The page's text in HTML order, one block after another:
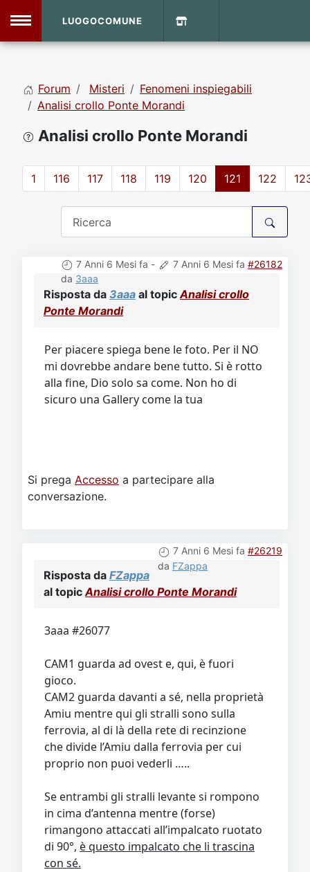
Home
DVD Shop
Sito
LUOGOCOMUNE
Forum Misteri
Fenomeni inspiegabili
Analisi crollo Ponte Morandi
Analisi crollo Ponte Morandi
1 116 117 118 119 120 121 122
7 Anni 6 Mesi fa - 7 Anni 6 Mesi fa #26182
da 3aaa
Risposta da 3aaa al topicAnalisi crollo
Ponte Morandi
Per piacere spiega bene le foto. Per il NO
mi dovrebbe andare bene tutto. Si è rotto
alla fine, Dio solo sa come. Non ho di
sicuro una Gallery come la tua
Si prega Accesso a partecipare alla
conversazione.
7 Anni 6 Mesi fa #26219
da FZappa
Risposta da FZappa
al topicAnalisi crollo Ponte Morandi
3aaa #26077
CAM1 guarda ad ovest e, qui, è fuori
gioco.
CAM2 guarda davanti a sé, nella proprietà
Amiu mentre qui gli stralli sono sulla
ferrovia, al di là della rete di recinzione
che divide l’Amiu dalla ferrovia per cui
proprio non puoi vederli …..
Se entrambi gli stralli levante si rompono
in cima d’antenna mentre (forse)
rimangono attaccati all’impalcato ruotato
di 90°, è questo impalcato che li trascina
con sé.